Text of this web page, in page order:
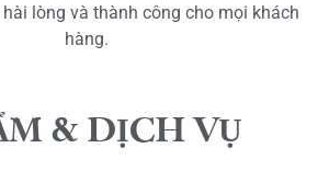
lòng và thành công cho mọi khách
hàng.
& DỊCH VỤ